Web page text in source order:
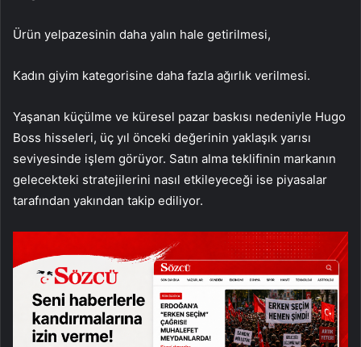
Ürün yelpazesinin daha yalın hale getirilmesi,
Kadın giyim kategorisine daha fazla ağırlık verilmesi.
Yaşanan küçülme ve küresel pazar baskısı nedeniyle Hugo
Boss hisseleri, üç yıl önceki değerinin yaklaşık yarısı
seviyesinde işlem görüyor. Satın alma teklifinin markanın
gelecekteki stratejilerini nasıl etkileyeceği ise piyasalar
tarafından yakından takip ediliyor.